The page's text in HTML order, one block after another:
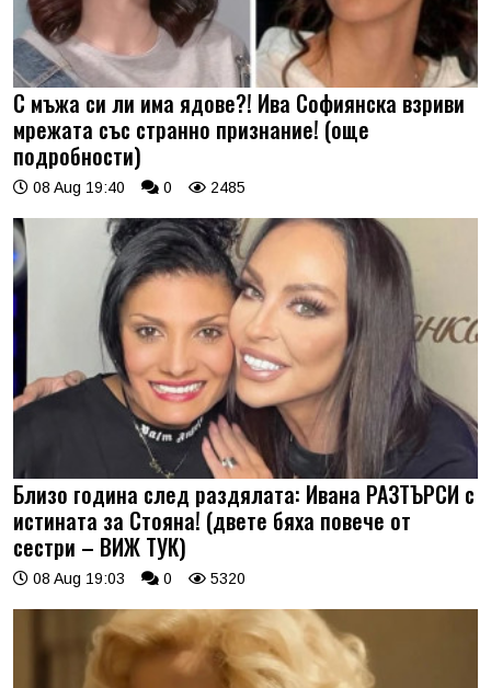
С мъжа си ли има ядове?! Ива Софиянска взриви
мрежата със странно признание! (още
подробности)
08 Aug 19:40 0 2485
Близо година след раздялата: Ивана РАЗТЪРСИ с
истината за Стояна! (двете бяха повече от
сестри – ВИЖ ТУК)
08 Aug 19:03 0 5320